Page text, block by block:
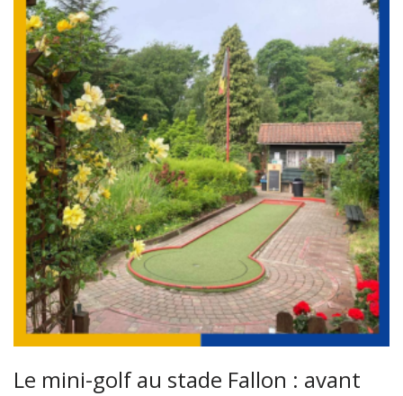
Le mini-golf au stade Fallon : avant